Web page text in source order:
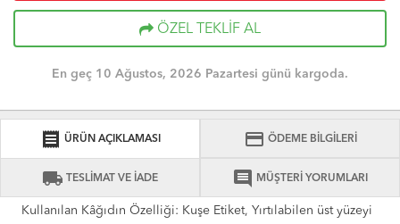
ÖZEL TEKLİF AL
En geç 10 Ağustos, 2026 Pazartesi günü kargoda.
receipt ÜRÜN AÇIKLAMASI credit_card ÖDEME BİLGİLERİ
local_shipping TESLİMAT VE İADE comment MÜŞTERİ YORUMLARI
Kullanılan Kâğıdın Özelliği: Kuşe Etiket, Yırtılabilen üst yüzeyi